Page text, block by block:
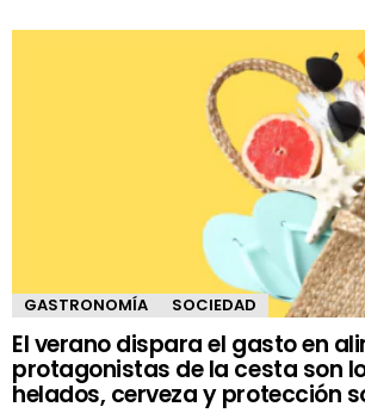
GASTRONOMÍA SOCIEDAD
El verano dispara el gasto en
protagonistas de la cesta son
helados, cerveza y protección